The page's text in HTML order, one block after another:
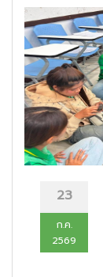
23
ก.ค.
2569